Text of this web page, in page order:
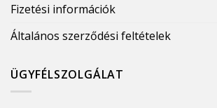
Fizetési információk
Általános szerződési feltételek
ÜGYFÉLSZOLGÁLAT